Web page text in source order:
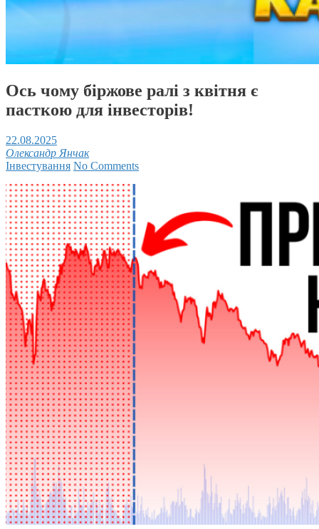
Ось чому біржове ралі з квітня є
пасткою для інвесторів!
22.08.2025
Олександр Янчак
Інвестування No Comments